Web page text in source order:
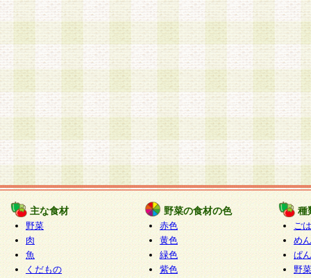
主な食材
野菜
肉
魚
くだもの
野菜の食材の色
赤色
黄色
緑色
紫色
種
ご
めん
ぱん
野